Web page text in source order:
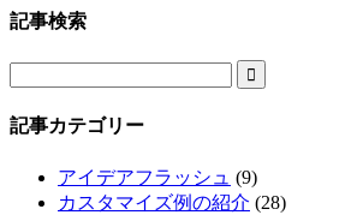
記事検索

記事カテゴリー
アイデアフラッシュ (9)
カスタマイズ例の紹介 (28)